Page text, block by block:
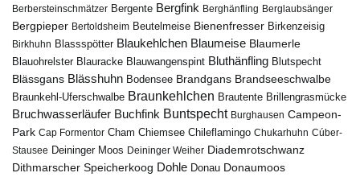
Berbersteinschmätzer Bergente Bergfink Berghänfling Berglaubsänger
Bergpieper Bertoldsheim Beutelmeise Bienenfresser Birkenzeisig
Birkhuhn Blassspötter Blaukehlchen Blaumeise Blaumerle
Blauohrelster Blauracke Blauwangenspint Bluthänfling Blutspecht
Blässgans Blässhuhn Bodensee Brandgans Brandseeschwalbe
Braunkehl-Uferschwalbe Braunkehlchen Brautente Brillengrasmücke
Bruchwasserläufer Buchfink Buntspecht Burghausen Campeon-
Park Cap Formentor Cham Chiemsee Chileflamingo Chukarhuhn Cúber-
Stausee Deininger Moos Deininger Weiher Diademrotschwanz
Dithmarscher Speicherkoog Dohle Donau Donaumoos